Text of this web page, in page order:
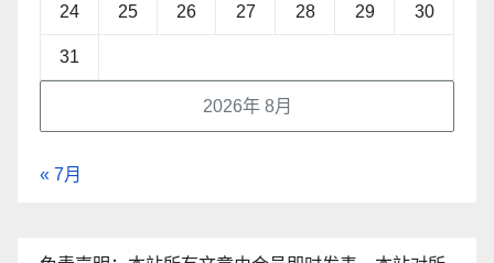
2026年 8月
24 25 26 27 28 29 30
31
« 7月